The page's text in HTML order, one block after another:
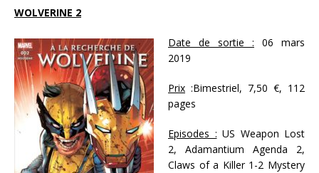
WOLVERINE 2
Date de sortie : 06 mars
2019
Prix :Bimestriel, 7,50 €, 112
pages
Episodes : US Weapon Lost
2, Adamantium Agenda 2,
Claws of a Killer 1-2 Mystery